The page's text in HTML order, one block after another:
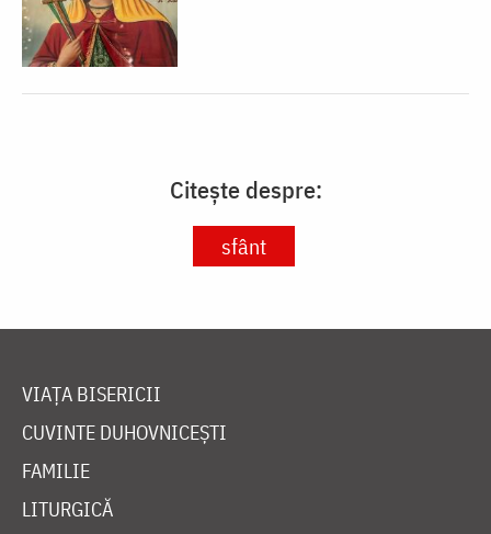
Citește despre:
sfânt
VIAȚA BISERICII
CUVINTE DUHOVNICEȘTI
FAMILIE
LITURGICĂ